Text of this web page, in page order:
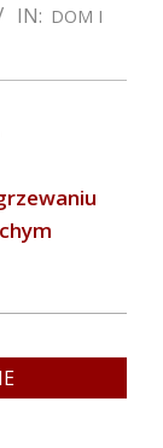
IN: DOM I